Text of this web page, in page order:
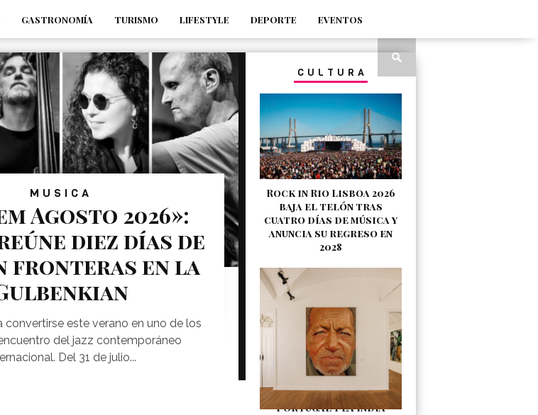
GASTRONOMÍA TURISMO LIFESTYLE DEPORTE
EVENTOS
MUSICA
Agosto 2026»:
diez días de
fronteras en la
convertirse este verano en uno de los
del jazz contemporáneo
Del 31 de julio...
CULTURA
Rock in Rio Lisboa 2026
baja el telón tras
cuatro días de música y
anuncia su regreso en
2028
INDIA: la exposición que
convierte Évora en un
puente cultural entre
Portugal y la India